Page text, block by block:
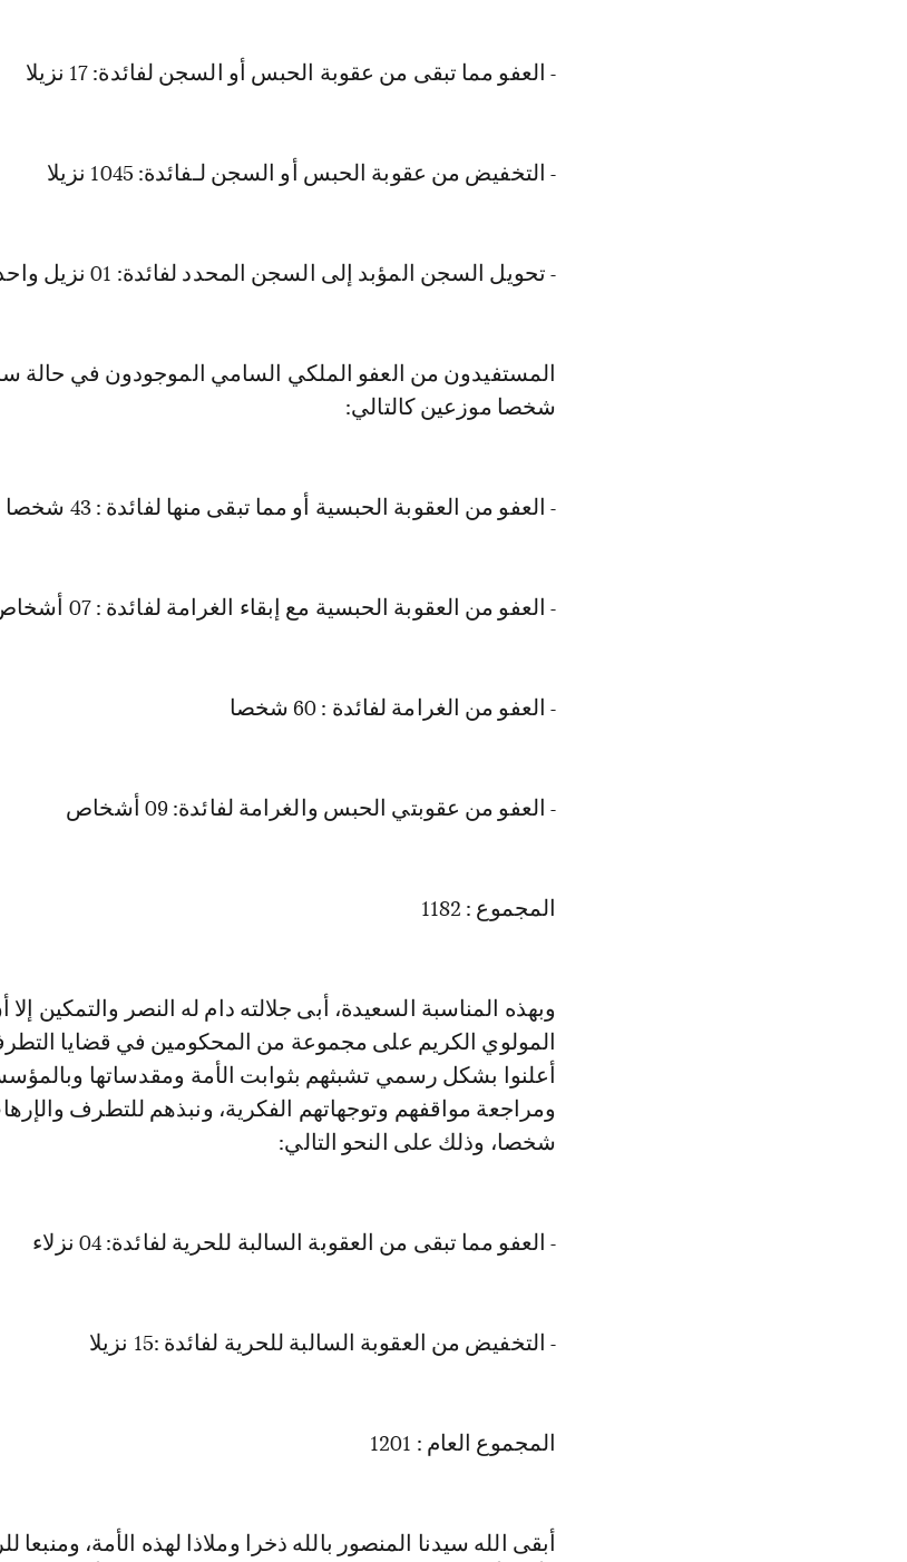
- العفو مما تبقى من عقوبة الحبس أو السجن لفائدة: 17 نزيلا
- التخفيض من عقوبة الحبس أو السجن لـفائدة: 1045 نزيلا
- تحويل السجن المؤبد إلى السجن المحدد لفائدة: 01 نزيل واحد
شخصا موزعين كالتالي:
- العفو من العقوبة الحبسية أو مما تبقى منها لفائدة : 43 شخصا
- العفو من العقوبة الحبسية مع إبقاء الغرامة لفائدة : 07 أشخاص
- العفو من الغرامة لفائدة : 60 شخصا
- العفو من عقوبتي الحبس والغرامة لفائدة: 09 أشخاص
المجموع : 1182
وبهذه المناسبة السعيدة، أبى جلالته دام له النصر والتمكين
المولوي الكريم على مجموعة من المحكومين في قضايا
أعلنوا بشكل رسمي تشبثهم بثوابت الأمة ومقدساتها
شخصا، وذلك على النحو التالي:
- العفو مما تبقى من العقوبة السالبة للحرية لفائدة: 04 نزلاء
- التخفيض من العقوبة السالبة للحرية لفائدة :15 نزيلا
المجموع العام : 1201
أبقى الله سيدنا المنصور بالله ذخرا وملاذا لهذه الأمة، ومنبعا